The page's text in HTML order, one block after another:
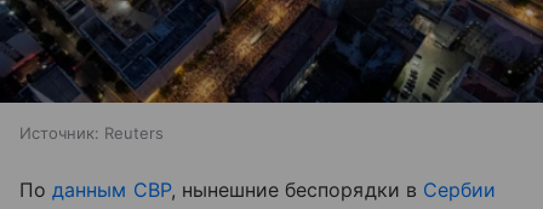
Источник: Reuters
Поданным СВР, нынешние беспорядки в Сербии